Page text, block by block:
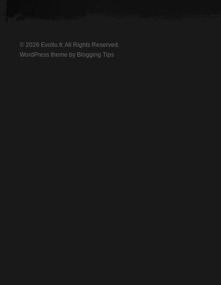
© 2026 Evollu.fr. All Rights Reserved.
WordPress theme by Blogging Tips